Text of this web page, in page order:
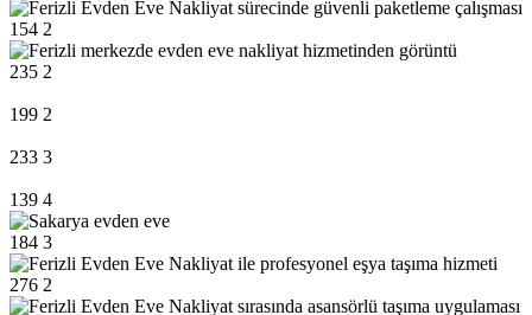
154 2
235 2
199 2
233 3
139 4
184 3
276 2